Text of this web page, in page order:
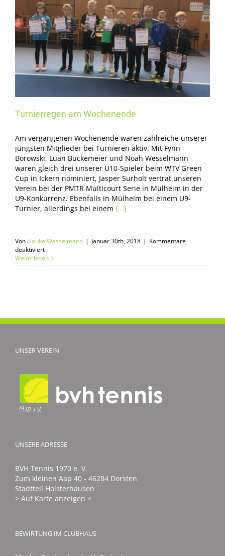
des
Turnierregen am Wochenende
Am vergangenen Wochenende waren zahlreiche unserer
jüngsten Mitglieder bei Turnieren aktiv. Mit Fynn
Borowski, Luan Bückemeier und Noah Wesselmann
waren gleich drei unserer U10-Spieler beim WTV Green
Cup in Ickern nominiert, Jasper Surholt vertrat unseren
Verein bei der PMTR Multicourt Serie in Mülheim in der
U9-Konkurrenz. Ebenfalls in Mülheim bei einem U9-
Turnier, allerdings bei einem [...]
Von Hauke Wesselmann | Januar 30th, 2018 | Kommentare
deaktiviertfür
Turnierregen
am
Weiterlesen
UNSER VEREIN
UNSERE ADRESSE
BVH Tennis 1970 e. V.
Zum kleinen Aap 40 - 46284 Dorsten
Stadtteil Holsterhausen
> Auf Karte anzeigen <
BEWIRTUNG IM CLUBHAUS